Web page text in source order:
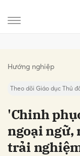
Hướng nghiệp
Theo dõi Giáo dục Thủ
'Chinh
ngoại ngữ,
trải